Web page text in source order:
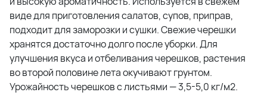
виде для приготовления салатов, супов, приправ,
подходит для заморозки и сушки. Свежие черешки
хранятся достаточно долго после уборки. Для
улучшения вкуса и отбеливания черешков, растения
во второй половине лета окучивают грунтом.
Урожайность черешков с листьями — 3,5-5,0 кг/м2.